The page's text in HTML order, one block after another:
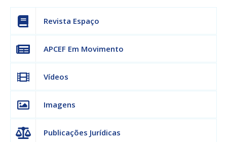
Revista Espaço
APCEF Em Movimento
Vídeos
Imagens
Publicações Jurídicas